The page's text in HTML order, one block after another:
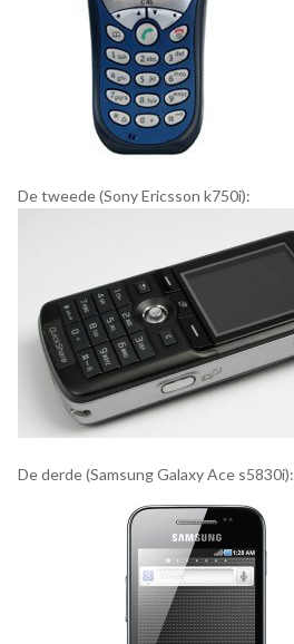
De tweede (Sony Ericsson k750i):
De derde (Samsung Galaxy Ace s5830i):